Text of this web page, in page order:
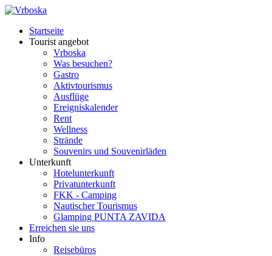
Startseite
Tourist angebot
Vrboska
Was besuchen?
Gastro
Aktivtourismus
Ausflüge
Ereigniskalender
Rent
Wellness
Strände
Souvenirs und Souvenirläden
Unterkunft
Hotelunterkunft
Privatunterkunft
FKK - Camping
Nautischer Tourismus
Glamping PUNTA ZAVIDA
Erreichen sie uns
Info
Reisebüros